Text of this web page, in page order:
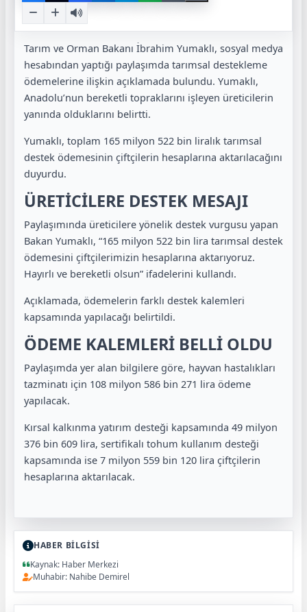
Tarım ve Orman Bakanı İbrahim Yumaklı, sosyal medya
hesabından yaptığı paylaşımda tarımsal destekleme
ödemelerine ilişkin açıklamada bulundu. Yumaklı,
Anadolu’nun bereketli topraklarını işleyen üreticilerin
yanında olduklarını belirtti.
Yumaklı, toplam 165 milyon 522 bin liralık tarımsal
destek ödemesinin çiftçilerin hesaplarına aktarılacağını
duyurdu.
ÜRETİCİLERE DESTEK MESAJI
Paylaşımında üreticilere yönelik destek vurgusu yapan
Bakan Yumaklı, “165 milyon 522 bin lira tarımsal destek
ödemesini çiftçilerimizin hesaplarına aktarıyoruz.
Hayırlı ve bereketli olsun” ifadelerini kullandı.
Açıklamada, ödemelerin farklı destek kalemleri
kapsamında yapılacağı belirtildi.
ÖDEME KALEMLERİ BELLİ OLDU
Paylaşımda yer alan bilgilere göre, hayvan hastalıkları
tazminatı için 108 milyon 586 bin 271 lira ödeme
yapılacak.
Kırsal kalkınma yatırım desteği kapsamında 49 milyon
376 bin 609 lira, sertifikalı tohum kullanım desteği
kapsamında ise 7 milyon 559 bin 120 lira çiftçilerin
hesaplarına aktarılacak.
HABER BİLGİSİ
Kaynak: Haber Merkezi
Muhabir: Nahibe Demirel